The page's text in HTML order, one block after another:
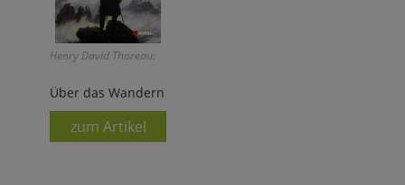
Henry David Thoreau:
Über das Wandern
zum Artikel